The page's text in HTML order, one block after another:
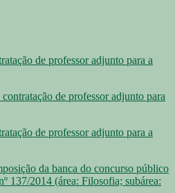
de professor adjunto para a
de professor adjunto para
de professor adjunto para a
da banca do concurso público
137/2014 (área: Filosofia; subárea: